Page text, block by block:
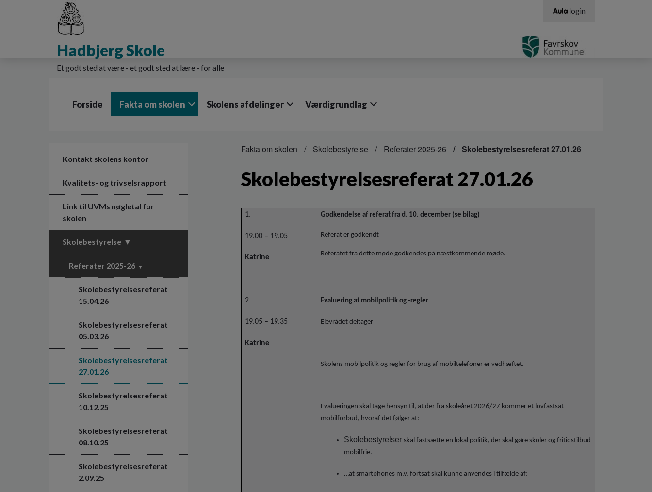
Hadbjerg Skole
Et godt sted at være - et godt sted at lære - for alle
login
Forside Fakta om skolen Skolens afdelinger Værdigrundlag
Kontakt skolens kontor
Kvalitets- og trivselsrapport
Link til UVMs nøgletal for
skolen
Skolebestyrelse
Referater 2025-26
Skolebestyrelsesreferat
15.04.26
Skolebestyrelsesreferat
05.03.26
Skolebestyrelsesreferat
27.01.26
Skolebestyrelsesreferat
10.12.25
Skolebestyrelsesreferat
08.10.25
Skolebestyrelsesreferat
2.09.25
Fakta om skolen Skolebestyrelse Referater 2025-26 Skolebestyrelsesreferat 27.01.26
Skolebestyrelsesreferat 27.01.26
1.
19.00 – 19.05
Katrine
Godkendelse af referat fra d. 10. december (se bilag)
Referat er godkendt
Referatet fra dette møde godkendes på næstkommende møde.
2.
19.05 – 19.35
Katrine
Evaluering af mobilpolitik og -regler
Elevrådet deltager
Skolens mobilpolitik og regler for brug af mobiltelefoner er vedhæftet.
Evalueringen skal tage hensyn til, at der fra skoleåret 2026/27 kommer et lovfastsat
mobilforbud, hvoraf det følger at:
Skolebestyrelser skal fastsætte en lokal politik, der skal gøre skoler og fritidstilbud
mobilfrie.
…at smartphones m.v. fortsat skal kunne anvendes i tilfælde af: